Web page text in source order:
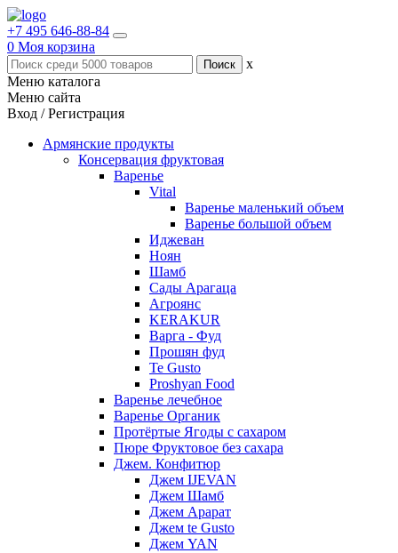
+7 495 646-88-84
0 Моя корзина
x
Меню каталога
Меню сайта
Вход / Регистрация
Армянские продукты
Консервация фруктовая
Варенье
Vital
Варенье маленький объем
Варенье большой объем
Иджеван
Ноян
Шамб
Сады Арагаца
Агроянс
KERAKUR
Варга - Фуд
Прошян фуд
Te Gusto
Proshyan Food
Варенье лечебное
Варенье Органик
Протёртые Ягоды с сахаром
Пюре Фруктовое без сахара
Джем. Конфитюр
Джем IJEVAN
Джем Шамб
Джем Арарат
Джем te Gusto
Джем YAN